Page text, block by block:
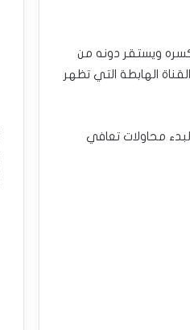
مقابل الدولار من الثبات طويلاً فوق مستوى 1.2566$، ليكسره ويستقر دونه من
الهابطة التي تظهر
إن اختراق 1.2566$ سيدفع السعر لبدء محاولات تعافي